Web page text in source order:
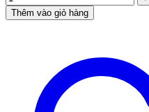
Thêm vào giỏ hàng